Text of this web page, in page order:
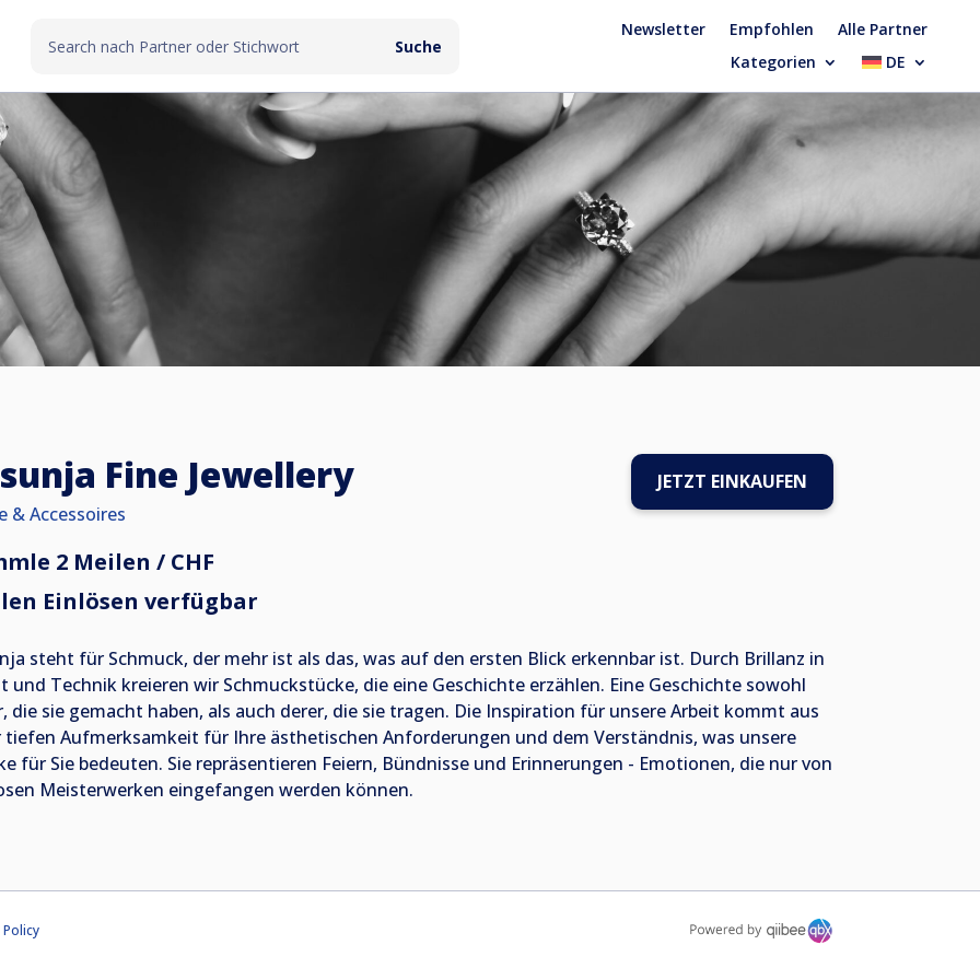
Newsletter Empfohlen
Alle Partner
Kategorien
DE
Fine Jewellery
& Accessoires
JETZT EINKAUFEN
2 Meilen / CHF
Einlösen verfügbar
steht für Schmuck, der mehr ist als das, was auf den ersten Blick erkennbar ist. Durch Brillanz in
und Technik kreieren wir Schmuckstücke, die eine Geschichte erzählen. Eine Geschichte sowohl
die sie gemacht haben, als auch derer, die sie tragen. Die Inspiration für unsere Arbeit kommt aus
tiefen Aufmerksamkeit für Ihre ästhetischen Anforderungen und dem Verständnis, was unsere
für Sie bedeuten. Sie repräsentieren Feiern, Bündnisse und Erinnerungen - Emotionen, die nur von
Meisterwerken eingefangen werden können.
Policy